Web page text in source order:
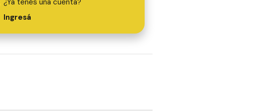
¿Ya tenés una cuenta?
Ingresá